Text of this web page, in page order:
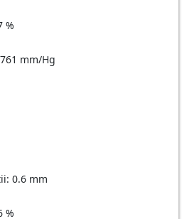
%
761 mm/Hg
0.6 mm
%